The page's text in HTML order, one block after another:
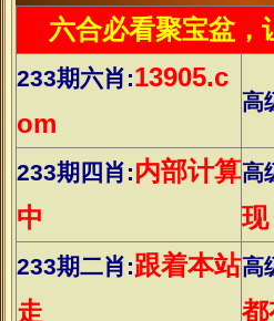
娱乐 男人 育儿
美容
养生